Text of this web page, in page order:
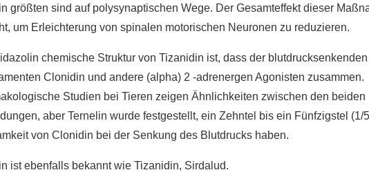
größten sind auf polysynaptischen Wege. Der Gesamteffekt dieser
um Erleichterung von spinalen motorischen Neuronen zu reduzieren.
chemische Struktur von Tizanidin ist, dass der blutdrucksenkenden
Clonidin und andere (alpha) 2 -adrenergen Agonisten zusammen.
Studien bei Tieren zeigen Ähnlichkeiten zwischen den beiden
aber Ternelin wurde festgestellt, ein Zehntel bis ein Fünfzigstel (1/
von Clonidin bei der Senkung des Blutdrucks haben.
ist ebenfalls bekannt wie Tizanidin, Sirdalud.